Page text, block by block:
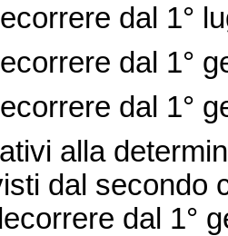
dal 1°
dal 1°
dal 1°
alla
dal secondo
dal 1°